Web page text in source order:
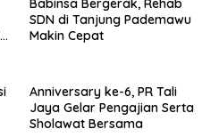
Babinsa Bergerak, Rehab
SDN di Tanjung Pademawu
Makin Cepat
Anniversary ke-6, PR Tali
Jaya Gelar Pengajian Serta
Sholawat Bersama